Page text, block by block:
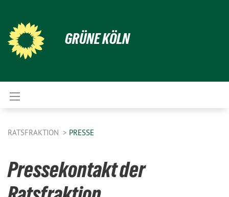
GRÜNE KÖLN
RATSFRAKTION PRESSE
Pressekontakt der